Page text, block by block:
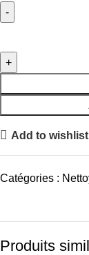
Add to wishlist
Catégories :
Produits